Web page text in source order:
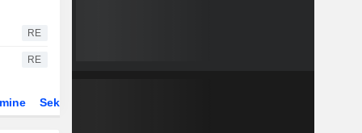
RE
RE
Sektor